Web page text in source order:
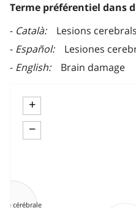
Terme préférentiel dans
Català
Lesions cerebrals
Español
Lesiones
English
Brain damage
+
−
cérébrale